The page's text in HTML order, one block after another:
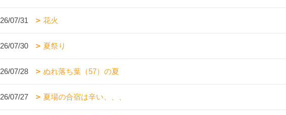
26/07/31 花火
26/07/30 夏祭り
26/07/28 ぬれ落ち葉（57）の夏
26/07/27 夏場の合宿は辛い、、、